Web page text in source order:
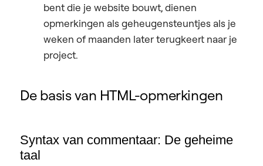
bent die je website bouwt, dienen
opmerkingen als geheugensteuntjes als je
weken of maanden later terugkeert naar je
project.
De basis van HTML-opmerkingen
Syntax van commentaar: De geheime
taal